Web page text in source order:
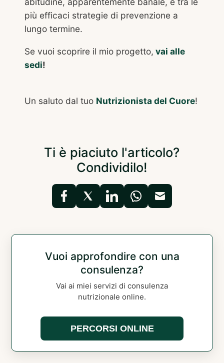
più efficaci strategie di prevenzione a
lungo termine.
Se vuoi scoprire il mio progetto, vai alle
sedi!
Un saluto dal tuo Nutrizionista del Cuore!
Ti è piaciuto l'articolo?
Condividilo!
Vuoi approfondire con una
consulenza?
Vai ai miei servizi di consulenza
nutrizionale online.
PERCORSI ONLINE